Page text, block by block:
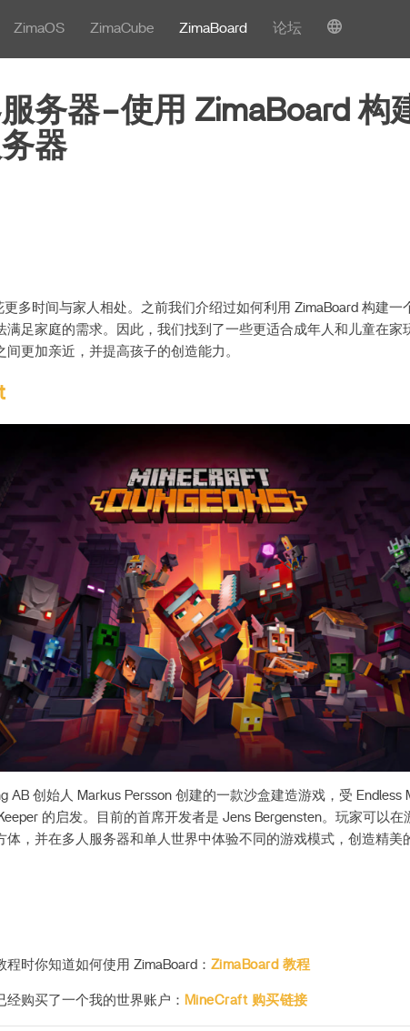
ZimaOS ZimaCube ZimaBoard 论坛
务器–使用 ZimaBoard 构
器
多时间与家人相处。之前我们介绍过如何利用 ZimaBoard 构建一
满足家庭的需求。因此，我们找到了一些更适合成年人和儿童在家
更加亲近，并提高孩子的创造能力。
AB 创始人 Markus Persson 创建的一款沙盒建造游戏，受 Endless
的启发。目前的首席开发者是 Jens Bergensten。玩家可以在
体，并在多人服务器和单人世界中体验不同的游戏模式，创造精美
时你知道如何使用 ZimaBoard： ZimaBoard 教程
经购买了一个我的世界账户： MineCraft 购买链接